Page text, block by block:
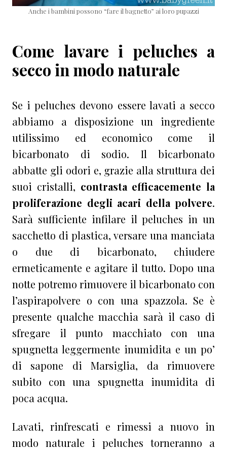
Anche i bambini possono “fare il bagnetto” ai loro pupazzi
Come lavare i peluches a
secco in modo naturale
Se i peluches devono essere lavati a secco
abbiamo a disposizione un ingrediente
utilissimo ed economico come il
bicarbonato di sodio. Il bicarbonato
abbatte gli odori e, grazie alla struttura dei
suoi cristalli, contrasta efficacemente la
proliferazione degli acari della polvere.
Sarà sufficiente infilare il peluches in un
sacchetto di plastica, versare una manciata
o due di bicarbonato, chiudere
ermeticamente e agitare il tutto. Dopo una
notte potremo rimuovere il bicarbonato con
l’aspirapolvere o con una spazzola. Se è
presente qualche macchia sarà il caso di
sfregare il punto macchiato con una
spugnetta leggermente inumidita e un po’
di sapone di Marsiglia, da rimuovere
subito con una spugnetta inumidita di
poca acqua.
Lavati, rinfrescati e rimessi a nuovo in
modo naturale i peluches torneranno a